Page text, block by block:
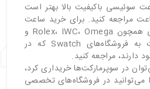
سوئیسی باکیفیت بالا بهتر است
مراجعه کنید. برای خرید ساعت
از برندهای معروفی همچون Rolex، IWC، Omega و
Hublot بهتر است به فروشگاه‌های Swatch که در
دارند، مراجعه کنید.
در سوپرمارکت‌ها خریداری کرد،
را می‌توانید در فروشگاه‌های تخصصی